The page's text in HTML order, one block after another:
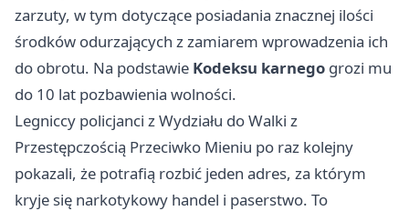
zarzuty, w tym dotyczące posiadania znacznej ilości
środków odurzających z zamiarem wprowadzenia ich
do obrotu. Na podstawie Kodeksu karnego grozi mu
do 10 lat pozbawienia wolności.
Legniccy policjanci z Wydziału do Walki z
Przestępczością Przeciwko Mieniu po raz kolejny
pokazali, że potrafią rozbić jeden adres, za którym
kryje się narkotykowy handel i paserstwo. To